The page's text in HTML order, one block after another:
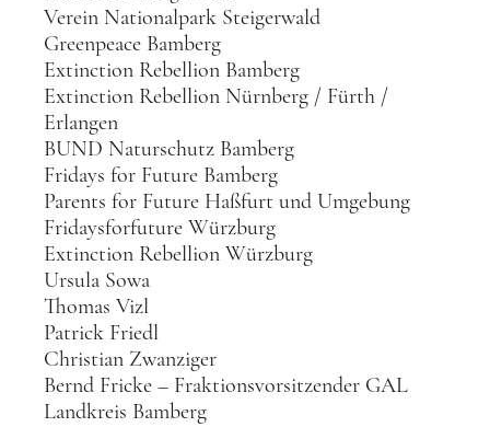
Verein Nationalpark Steigerwald
Greenpeace Bamberg
Extinction Rebellion Bamberg
Extinction Rebellion Nürnberg / Fürth /
Erlangen
BUND Naturschutz Bamberg
Fridays for Future Bamberg
Parents for Future Haßfurt und Umgebung
Fridaysforfuture Würzburg
Extinction Rebellion Würzburg
Ursula Sowa
Thomas Vizl
Patrick Friedl
Christian Zwanziger
Bernd Fricke – Fraktionsvorsitzender GAL
Landkreis Bamberg